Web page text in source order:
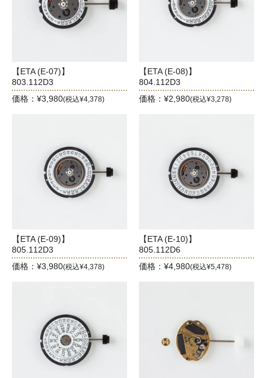
【ETA (E-07)】
803.112D3
価格：¥3,980(税込¥4,378)
【ETA (E-08)】
804.112D3
価格：¥2,980(税込¥3,278)
【ETA (E-09)】
805.112D3
価格：¥3,980(税込¥4,378)
【ETA (E-10)】
805.112D6
価格：¥4,980(税込¥5,478)